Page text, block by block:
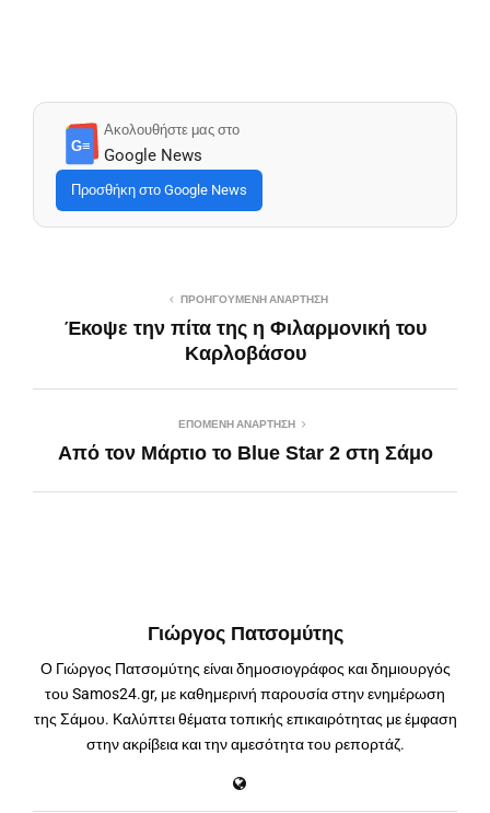
G≡
Ακολουθήστε μας στο
Google News
Προσθήκη στο Google News
ΠΡΟΗΓΟΎΜΕΝΗ ΑΝΆΡΤΗΣΗ
Έκοψε την πίτα της η Φιλαρμονική του
Καρλοβάσου
ΕΠΌΜΕΝΗ ΑΝΆΡΤΗΣΗ
Από τον Μάρτιο το Blue Star 2 στη Σάμο
Γιώργος Πατσομύτης
Ο Γιώργος Πατσομύτης είναι δημοσιογράφος και δημιουργός
του Samos24.gr, με καθημερινή παρουσία στην ενημέρωση
της Σάμου. Καλύπτει θέματα τοπικής επικαιρότητας με έμφαση
στην ακρίβεια και την αμεσότητα του ρεπορτάζ.